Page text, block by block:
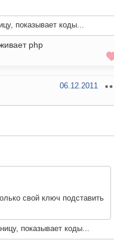
показывает коды...
php
06.12.2011
свой ключ подставить
показывает коды...